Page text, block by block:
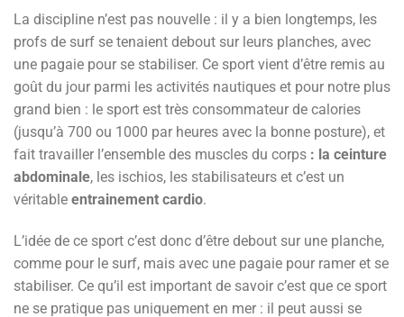
La discipline n’est pas nouvelle : il y a bien longtemps, les
profs de surf se tenaient debout sur leurs planches, avec
une pagaie pour se stabiliser. Ce sport vient d’être remis au
goût du jour parmi les activités nautiques et pour notre plus
grand bien : le sport est très consommateur de calories
(jusqu’à 700 ou 1000 par heures avec la bonne posture), et
fait travailler l’ensemble des muscles du corps : la ceinture
abdominale, les ischios, les stabilisateurs et c’est un
véritable entrainement cardio.
L’idée de ce sport c’est donc d’être debout sur une planche,
comme pour le surf, mais avec une pagaie pour ramer et se
stabiliser. Ce qu’il est important de savoir c’est que ce sport
ne se pratique pas uniquement en mer : il peut aussi se